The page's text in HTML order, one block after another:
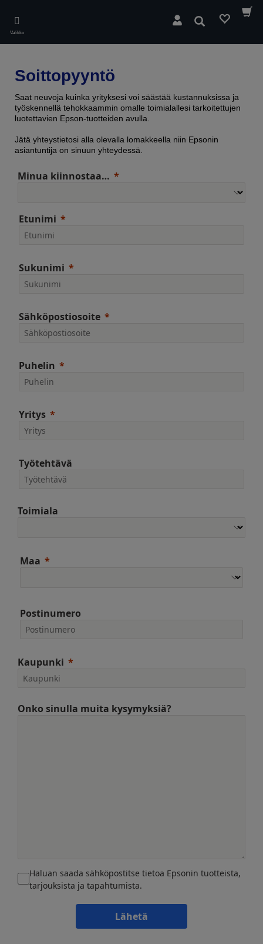
main
content
Valikko
Hae
Soittopyyntö
Saat neuvoja kuinka yrityksesi voi säästää kustannuksissa ja
työskennellä tehokkaammin omalle toimialallesi tarkoitettujen
luotettavien Epson-tuotteiden avulla.
Jätä yhteystietosi alla olevalla lomakkeella niin Epsonin
asiantuntija on sinuun yhteydessä.
Minua kiinnostaa…
Etunimi
Sukunimi
Sähköpostiosoite
Puhelin
Yritys
Työtehtävä
Toimiala
Maa
Postinumero
Kaupunki
Onko sinulla muita kysymyksiä?
Haluan saada sähköpostitse tietoa Epsonin tuotteista,
tarjouksista ja tapahtumista.
Lähetä